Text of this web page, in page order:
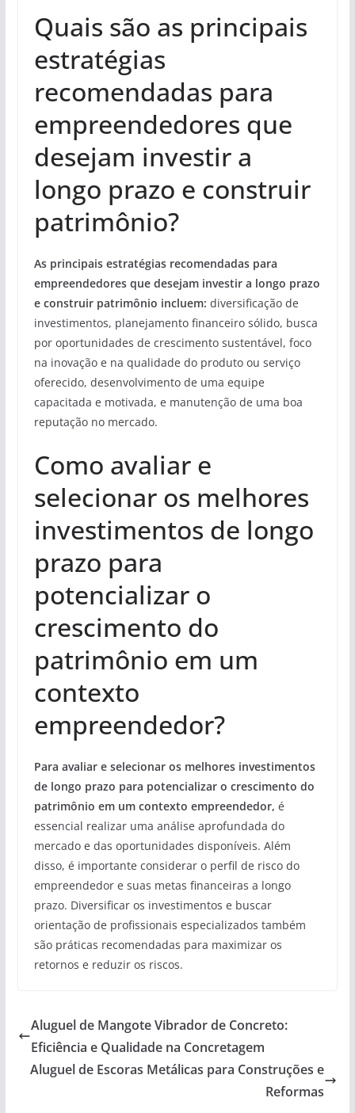
Quais são as principais
estratégias
recomendadas para
empreendedores que
desejam investir a
longo prazo e construir
patrimônio?
As principais estratégias recomendadas para
empreendedores que desejam investir a longo prazo
e construir patrimônio incluem: diversificação de
investimentos, planejamento financeiro sólido, busca
por oportunidades de crescimento sustentável, foco
na inovação e na qualidade do produto ou serviço
oferecido, desenvolvimento de uma equipe
capacitada e motivada, e manutenção de uma boa
reputação no mercado.
Como avaliar e
selecionar os melhores
investimentos de longo
prazo para
potencializar o
crescimento do
patrimônio em um
contexto
empreendedor?
Para avaliar e selecionar os melhores investimentos
de longo prazo para potencializar o crescimento do
patrimônio em um contexto empreendedor, é
essencial realizar uma análise aprofundada do
mercado e das oportunidades disponíveis. Além
disso, é importante considerar o perfil de risco do
empreendedor e suas metas financeiras a longo
prazo. Diversificar os investimentos e buscar
orientação de profissionais especializados também
são práticas recomendadas para maximizar os
retornos e reduzir os riscos.
Aluguel de Mangote Vibrador de Concreto:
Eficiência e Qualidade na Concretagem
Aluguel de Escoras Metálicas para Construções e
Reformas